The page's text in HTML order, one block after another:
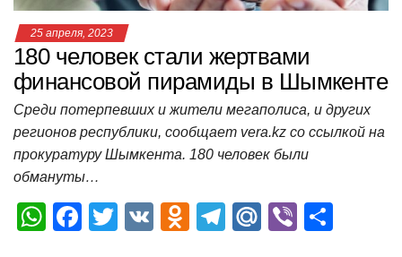
25 апреля, 2023
180 человек стали жертвами
финансовой пирамиды в Шымкенте
Среди потерпевших и жители мегаполиса, и других
регионов республики, сообщает vera.kz со ссылкой на
прокуратуру Шымкента. 180 человек были
обмануты…
W
F
T
V
O
T
M
Vi